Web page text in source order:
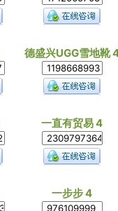
德盛兴UGG雪地靴
一直有贸易 4
一步步 4